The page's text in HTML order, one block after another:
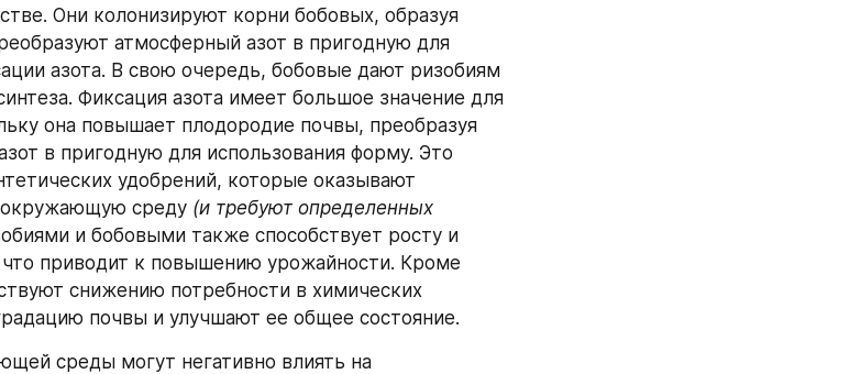
Они колонизируют корни бобовых, образуя
атмосферный азот в пригодную для
азота. В свою очередь, бобовые дают ризобиям
Фиксация азота имеет большое значение для
она повышает плодородие почвы, преобразуя
в пригодную для использования форму. Это
удобрений, которые оказывают
окружающую среду (и требуют определенных
и бобовыми также способствует росту и
приводит к повышению урожайности. Кроме
снижению потребности в химических
почвы и улучшают ее общее состояние.
среды могут негативно влиять на